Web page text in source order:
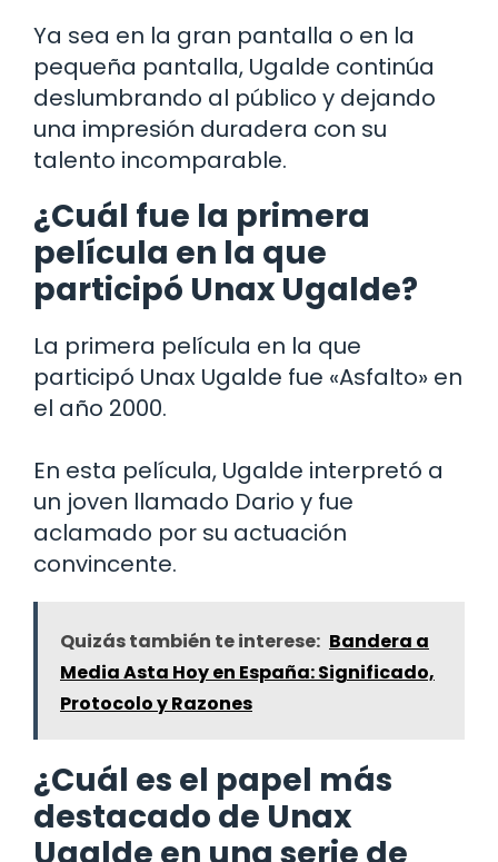
Ya sea en la gran pantalla o en la
pequeña pantalla, Ugalde continúa
deslumbrando al público y dejando
una impresión duradera con su
talento incomparable.
¿Cuál fue la primera
película en la que
participó Unax Ugalde?
La primera película en la que
participó Unax Ugalde fue «Asfalto» en
el año 2000.
En esta película, Ugalde interpretó a
un joven llamado Dario y fue
aclamado por su actuación
convincente.
Quizás también te interese: Bandera a
Media Asta Hoy en España: Significado,
Protocolo y Razones
¿Cuál es el papel más
destacado de Unax